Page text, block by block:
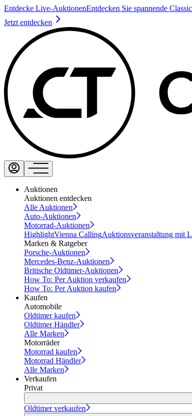
Entdecke Live-AuktionenEntdecken Sie spannende
Jetzt entdecken
Auktionen
Auktionen entdecken
Alle Auktionen
Auto-Auktionen
Motorrad-Auktionen
HighlightVienna CallingAuktionsveranstaltung mit
Marken & Ratgeber
Porsche-Auktionen
Mercedes-Benz-Auktionen
Britische Oldtimer-Auktionen
How To: Per Auktion verkaufen
How To: Per Auktion kaufen
Kaufen
Automobile
Oldtimer kaufen
Oldtimer Händler
Alle Marken
Motorräder
Motorrad kaufen
Motorrad Händler
Alle Marken
Verkaufen
Privat
Oldtimer verkaufen